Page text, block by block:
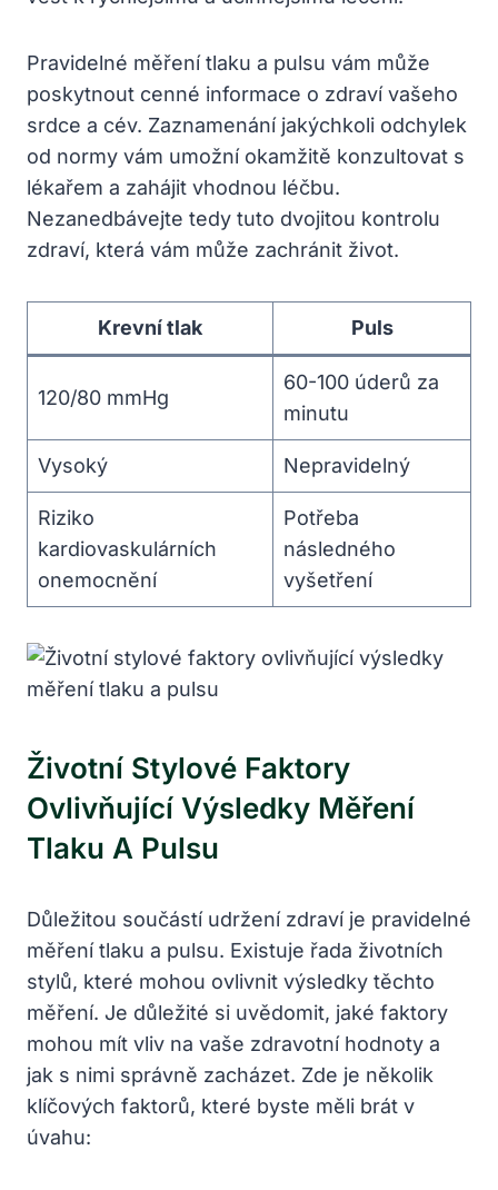
Pravidelné měření tlaku a pulsu vám může
poskytnout cenné informace o zdraví vašeho
srdce a cév. Zaznamenání jakýchkoli odchylek
od normy vám umožní okamžitě konzultovat s
lékařem a zahájit vhodnou léčbu.
Nezanedbávejte tedy tuto dvojitou kontrolu
zdraví, která vám může zachránit život.
Krevní tlak Puls
120/80 mmHg
60-100 úderů za
minutu
Vysoký Nepravidelný
Riziko
kardiovaskulárních
onemocnění
Potřeba
následného
vyšetření
Životní Stylové Faktory
Ovlivňující Výsledky Měření
Tlaku A Pulsu
Důležitou součástí udržení zdraví je pravidelné
měření tlaku a pulsu. Existuje řada životních
stylů, které mohou ovlivnit výsledky těchto
měření. Je důležité si uvědomit, jaké faktory
mohou mít vliv na vaše zdravotní hodnoty a
jak s nimi správně zacházet. Zde je několik
klíčových faktorů, které byste měli brát v
úvahu: